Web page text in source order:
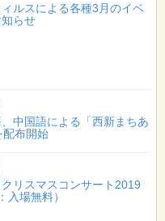
ルスによる各種3月のイベ
らせ
中国語による「西新まちあ
配布開始
リスマスコンサート2019
入場無料）